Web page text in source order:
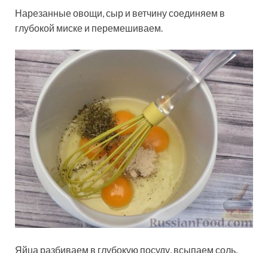
Нарезанные овощи, сыр и ветчину соединяем в
глубокой миске и перемешиваем.
Яйца разбиваем в глубокую посуду, всыпаем соль,